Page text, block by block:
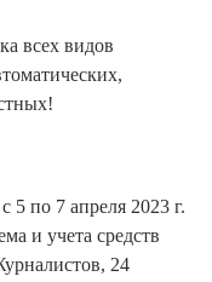
всех видов
5 по 7 апреля 2023 г.
и учета средств
24